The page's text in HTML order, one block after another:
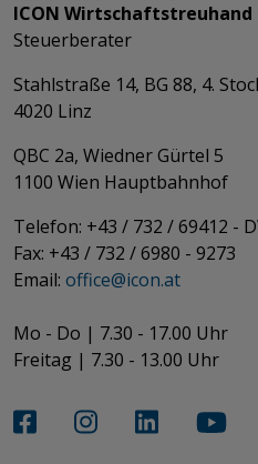
ICON Wirtschaftstreuhand
Steuerberater
Stahlstraße 14, BG 88, 4.
4020 Linz
QBC 2a, Wiedner Gürtel 5
​​​​​​​1100 Wien Hauptbahnhof
Telefon: +43 / 732 / 69412 -
Fax: +43 / 732 / 6980 - 9273
​​​​​​​Email: office@­icon.at
Mo - Do | 7.30 - 17.00 Uhr
Freitag | 7.30 - 13.00 Uhr​​​​​​​